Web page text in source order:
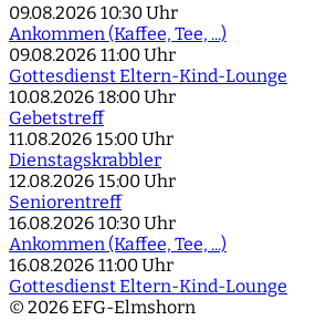
09.08.2026 10:30 Uhr
Ankommen (Kaffee, Tee, ...)
09.08.2026 11:00 Uhr
Gottesdienst Eltern-Kind-Lounge
10.08.2026 18:00 Uhr
Gebetstreff
11.08.2026 15:00 Uhr
Dienstagskrabbler
12.08.2026 15:00 Uhr
Seniorentreff
16.08.2026 10:30 Uhr
Ankommen (Kaffee, Tee, ...)
16.08.2026 11:00 Uhr
Gottesdienst Eltern-Kind-Lounge
© 2026 EFG-Elmshorn